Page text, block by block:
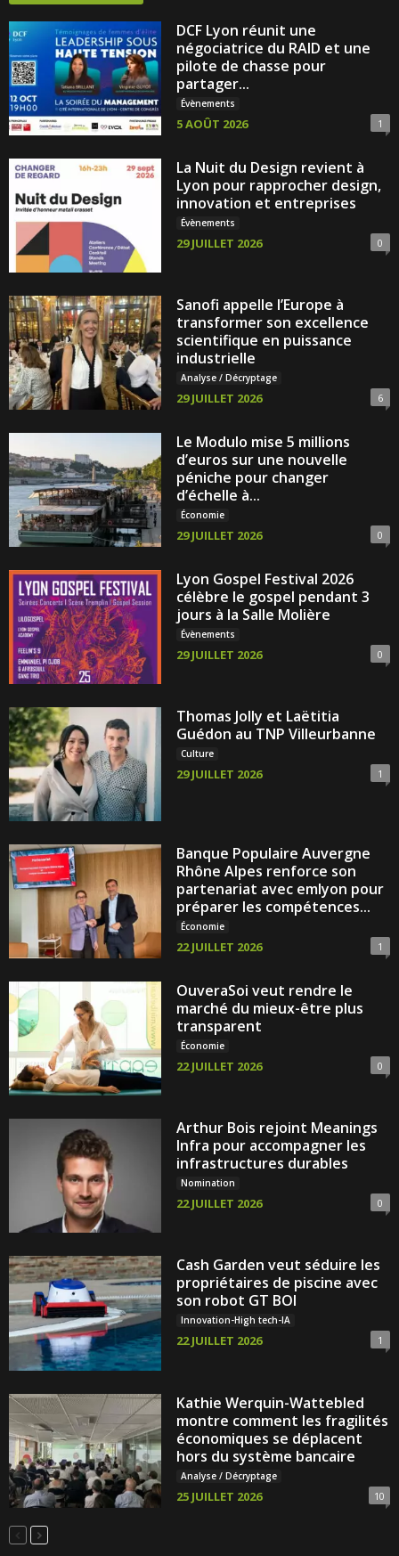
DCF Lyon réunit une
négociatrice du RAID et une
pilote de chasse pour
partager...
Évènements
5 AOÛT 2026 1
La Nuit du Design revient à
Lyon pour rapprocher design,
innovation et entreprises
Évènements
29 JUILLET 2026 0
Sanofi appelle l’Europe à
transformer son excellence
scientifique en puissance
industrielle
Analyse / Décryptage
29 JUILLET 2026 6
Le Modulo mise 5 millions
d’euros sur une nouvelle
péniche pour changer
d’échelle à...
Économie
29 JUILLET 2026 0
Lyon Gospel Festival 2026
célèbre le gospel pendant 3
jours à la Salle Molière
Évènements
29 JUILLET 2026 0
Thomas Jolly et Laëtitia
Guédon au TNP Villeurbanne
Culture
29 JUILLET 2026 1
Banque Populaire Auvergne
Rhône Alpes renforce son
partenariat avec emlyon pour
préparer les compétences...
Économie
22 JUILLET 2026 1
OuveraSoi veut rendre le
marché du mieux-être plus
transparent
Économie
22 JUILLET 2026 0
Arthur Bois rejoint Meanings
Infra pour accompagner les
infrastructures durables
Nomination
22 JUILLET 2026 0
Cash Garden veut séduire les
propriétaires de piscine avec
son robot GT BOI
Innovation-High tech-IA
22 JUILLET 2026 1
Kathie Werquin-Wattebled
montre comment les fragilités
économiques se déplacent
hors du système bancaire
Analyse / Décryptage
25 JUILLET 2026 10